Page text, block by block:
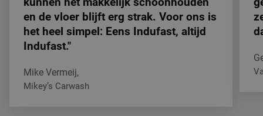
en de vloer blijft erg strak. Voor ons is
het heel simpel: Eens Indufast, altijd
Indufast."
Mike Vermeij,
Mikey’s Carwash